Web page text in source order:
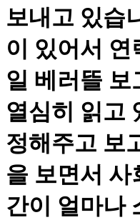
보내고 있습
이 있어서 연
일 베러뜰 보
열심히 읽고
정해주고 보
을 보면서 사
간이 얼마나